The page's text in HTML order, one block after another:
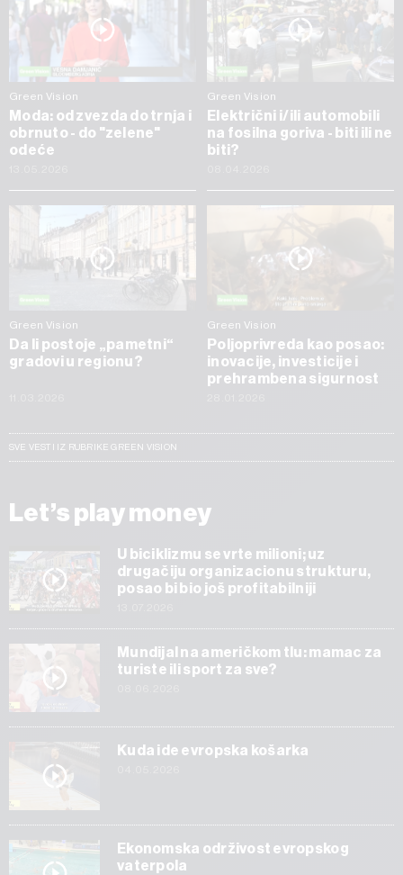
Green Vision
Moda: od zvezda do trnja i
obrnuto - do "zelene"
odeće
Green Vision
Električni i/ili automobili
na fosilna goriva - biti ili ne
biti?
Green Vision
Da li postoje „pametni“
gradovi u regionu?
Green Vision
Poljoprivreda kao posao:
inovacije, investicije i
prehrambena sigurnost
SVE VESTI IZ RUBRIKE GREEN VISION
Let’s play money
U biciklizmu se vrte milioni; uz
drugačiju organizacionu strukturu,
posao bi bio još profitabilniji
Mundijal na američkom tlu: mamac za
turiste ili sport za sve?
Kuda ide evropska košarka
Ekonomska održivost evropskog
vaterpola